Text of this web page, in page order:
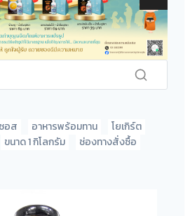
ซอส อาหารพร้อมทาน
โยเกิร์ต
ขนาด 1 กิโลกรัม ช่องทางสั่งซื้อ